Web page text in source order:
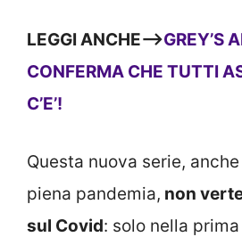
LEGGI ANCHE—>GREY’S
CONFERMA CHE TUTTI
C’E’!
Questa nuova serie,
piena pandemia, non
sul Covid: solo nella